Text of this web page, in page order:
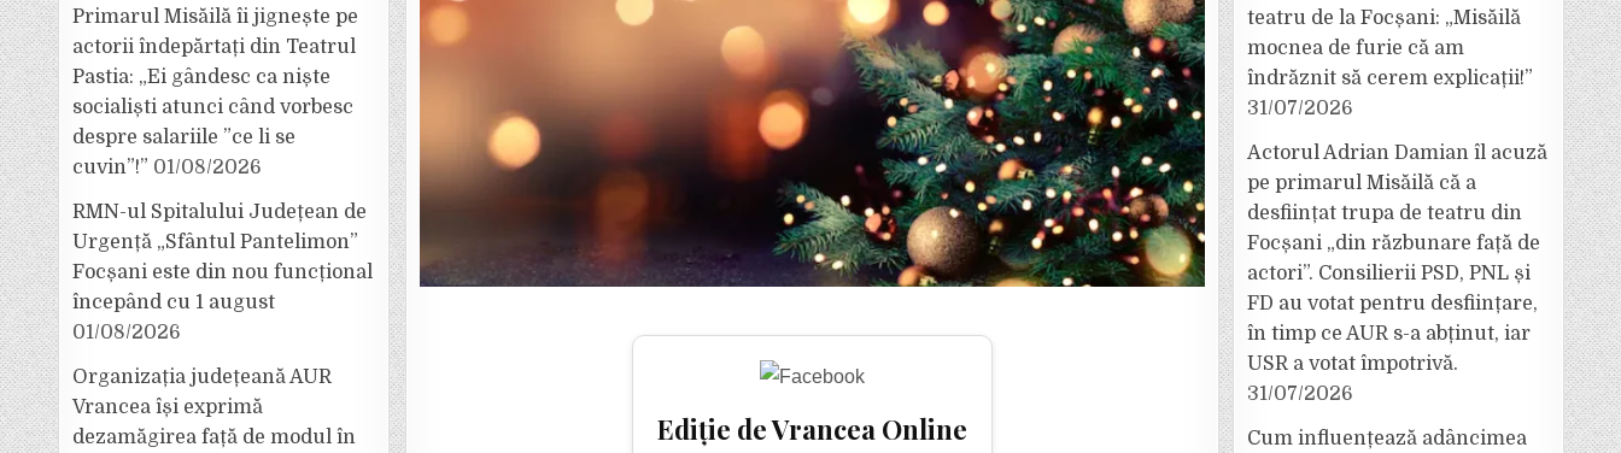
Ediție de Vrancea Online
Primarul Misăilă îi jignește pe
actorii îndepărtați din Teatrul
Pastia: „Ei gândesc ca niște
socialiști atunci când vorbesc
despre salariile ”ce li se
cuvin”!” 01/08/2026
RMN-ul Spitalului Județean de
Urgență „Sfântul Pantelimon”
Focșani este din nou funcțional
începând cu 1 august
01/08/2026
Organizația județeană AUR
Vrancea își exprimă
dezamăgirea față de modul în
teatru de la Focșani: „Misăilă
mocnea de furie că am
îndrăznit să cerem explicații!”
31/07/2026
Actorul Adrian Damian îl acuză
pe primarul Misăilă că a
desființat trupa de teatru din
Focșani „din răzbunare față de
actori”. Consilierii PSD, PNL și
FD au votat pentru desființare,
în timp ce AUR s-a abținut, iar
USR a votat împotrivă.
31/07/2026
Cum influențează adâncimea